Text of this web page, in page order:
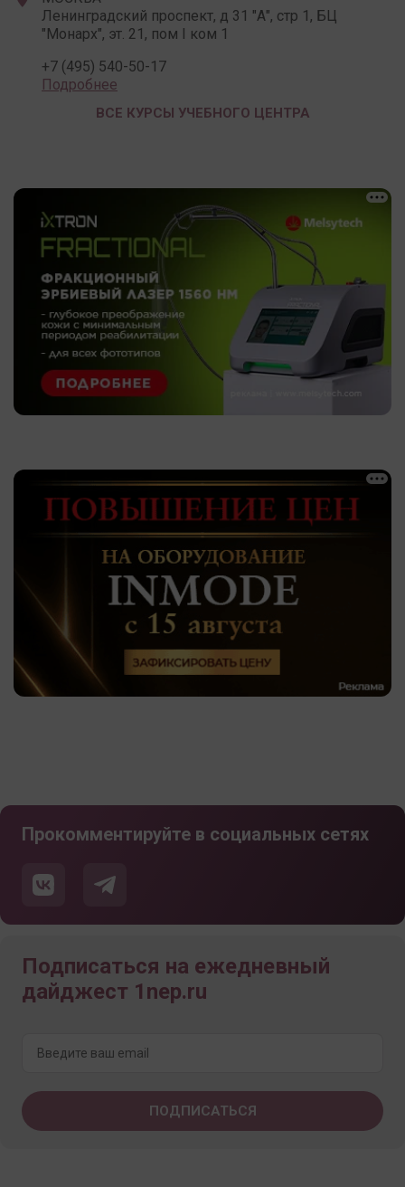
Ленинградский проспект, д 31 "А", стр 1, БЦ
"Монарх", эт. 21, пом I ком 1
+7 (495) 540-50-17
Подробнее
ВСЕ КУРСЫ УЧЕБНОГО ЦЕНТРА
Прокомментируйте в социальных сетях
Подписаться на ежедневный
дайджест 1nep.ru